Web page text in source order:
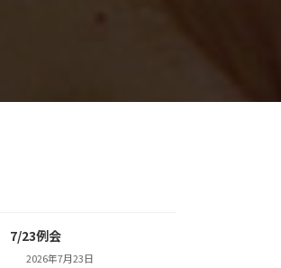
7/23例会
2026年7月23日